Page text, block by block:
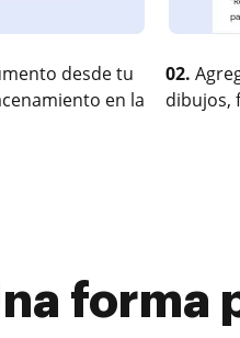
desde tu
en la
02.
dibujos,
forma